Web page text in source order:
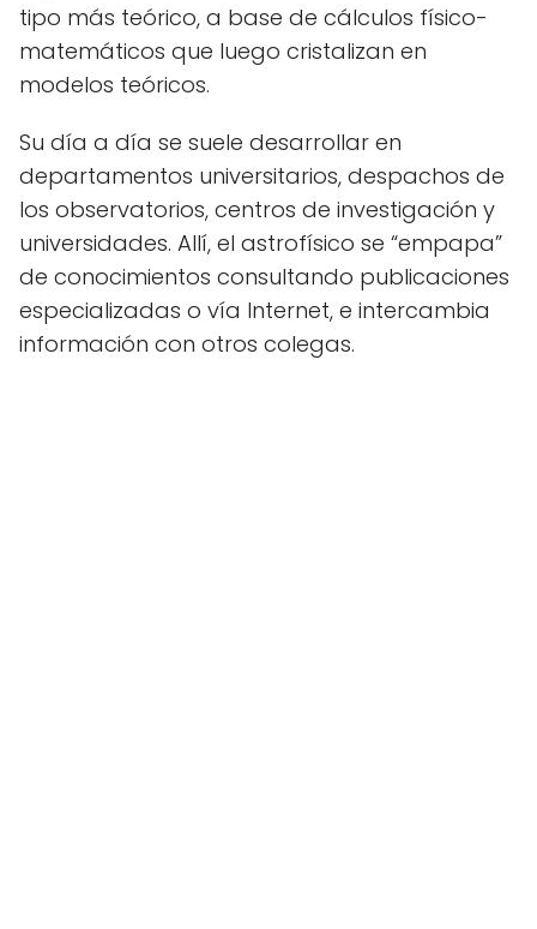
tipo más teórico, a base de cálculos físico-
matemáticos que luego cristalizan en
modelos teóricos.
Su día a día se suele desarrollar en
departamentos universitarios, despachos de
los observatorios, centros de investigación y
universidades. Allí, el astrofísico se “empapa”
de conocimientos consultando publicaciones
especializadas o vía Internet, e intercambia
información con otros colegas.